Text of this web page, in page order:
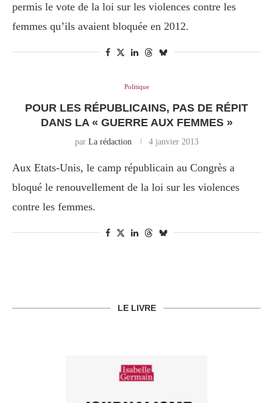
permis le vote de la loi sur les violences contre les
femmes qu’ils avaient bloquée en 2012.
Politique
POUR LES RÉPUBLICAINS, PAS DE RÉPIT
DANS LA « GUERRE AUX FEMMES »
par La rédaction 4 janvier 2013
Aux Etats-Unis, le camp républicain au Congrès a
bloqué le renouvellement de la loi sur les violences
contre les femmes.
LE LIVRE